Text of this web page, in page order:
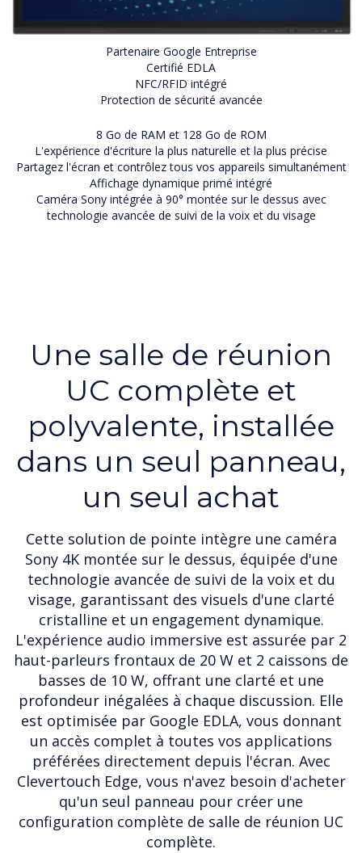
Partenaire Google Entreprise
Certifié EDLA
NFC/RFID intégré
Protection de sécurité avancée
8 Go de RAM et 128 Go de ROM
L'expérience d'écriture la plus naturelle et la plus précise
Partagez l'écran et contrôlez tous vos appareils simultanément
Affichage dynamique primé intégré
Caméra Sony intégrée à 90° montée sur le dessus avec
technologie avancée de suivi de la voix et du visage
Une salle de réunion
UC complète et
polyvalente, installée
dans un seul panneau,
un seul achat
Cette solution de pointe intègre une caméra
Sony 4K montée sur le dessus, équipée d'une
technologie avancée de suivi de la voix et du
visage, garantissant des visuels d'une clarté
cristalline et un engagement dynamique.
L'expérience audio immersive est assurée par 2
haut-parleurs frontaux de 20 W et 2 caissons de
basses de 10 W, offrant une clarté et une
profondeur inégalées à chaque discussion. Elle
est optimisée par Google EDLA, vous donnant
un accès complet à toutes vos applications
préférées directement depuis l'écran. Avec
Clevertouch Edge, vous n'avez besoin d'acheter
qu'un seul panneau pour créer une
configuration complète de salle de réunion UC
complète.